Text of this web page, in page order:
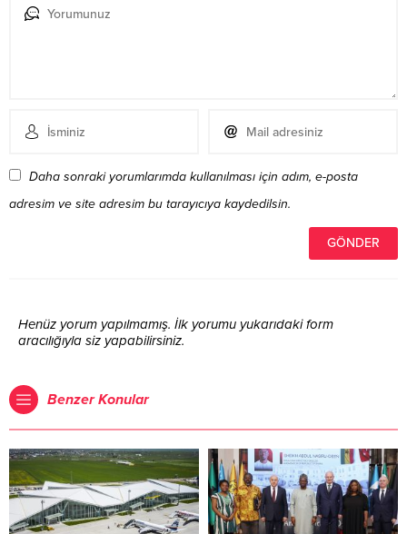
Daha sonraki yorumlarımda kullanılması için adım, e-posta
adresim ve site adresim bu tarayıcıya kaydedilsin.
Henüz yorum yapılmamış. İlk yorumu yukarıdaki form
aracılığıyla siz yapabilirsiniz.
Benzer Konular